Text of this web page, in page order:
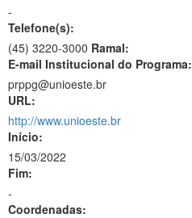
-
Telefone(s):
(45) 3220-3000 Ramal:
E-mail Institucional do Programa:
prppg@unioeste.br
URL:
http://www.unioeste.br
Início:
15/03/2022
Fim:
-
Coordenadas: